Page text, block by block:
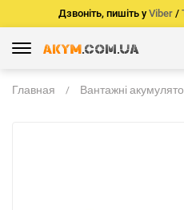
Дзвоніть, пишіть у Viber /
Главная Вантажні